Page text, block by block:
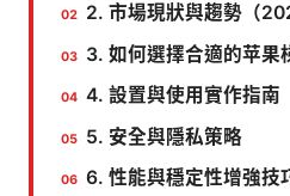
2. 市場現狀與趨勢（
3. 如何選擇合適的苹果
4. 設置與使用實作指南
5. 安全與隱私策略
6. 性能與穩定性增強技